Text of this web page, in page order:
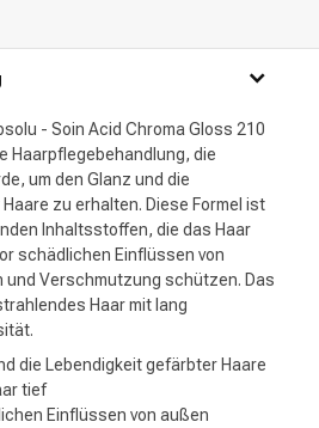
- Soin Acid Chroma Gloss 210
Haarpflegebehandlung, die
um den Glanz und die
zu erhalten. Diese Formel ist
Inhaltsstoffen, die das Haar
schädlichen Einflüssen von
und Verschmutzung schützen. Das
Haar mit lang
die Lebendigkeit gefärbter Haare
tief
Einflüssen von außen